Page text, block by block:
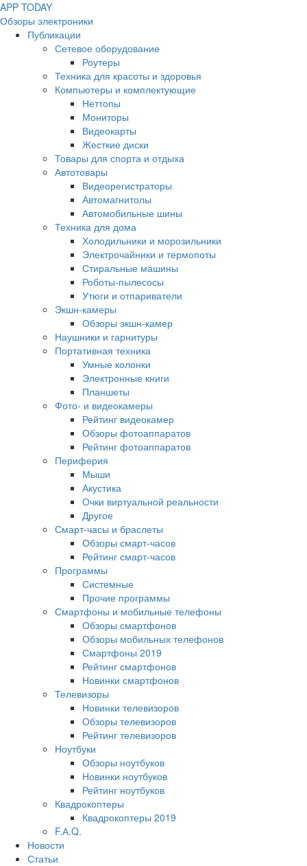
APP TODAY
Обзоры электроники
Публикации
Сетевое оборудование
Роутеры
Техника для красоты и здоровья
Компьютеры и комплектующие
Неттопы
Мониторы
Видеокарты
Жесткие диски
Товары для спорта и отдыха
Автотовары
Видеорегистраторы
Автомагнитолы
Автомобильные шины
Техника для дома
Холодильники и морозильники
Электрочайники и термопоты
Стиральные машины
Роботы-пылесосы
Утюги и отпариватели
Экшн-камеры
Обзоры экшн-камер
Наушники и гарнитуры
Портативная техника
Умные колонки
Электронные книги
Планшеты
Фото- и видеокамеры
Рейтинг видеокамер
Обзоры фотоаппаратов
Рейтинг фотоаппаратов
Периферия
Мыши
Акустика
Очки виртуальной реальности
Другое
Смарт-часы и браслеты
Обзоры смарт-часов
Рейтинг смарт-часов
Программы
Системные
Прочие программы
Смартфоны и мобильные телефоны
Обзоры смартфонов
Обзоры мобильных телефонов
Смартфоны 2019
Рейтинг смартфонов
Новинки смартфонов
Телевизоры
Новинки телевизоров
Обзоры телевизоров
Рейтинг телевизоров
Ноутбуки
Обзоры ноутбуков
Новинки ноутбуков
Рейтинг ноутбуков
Квадрокоптеры
Квадрокоптеры 2019
F.А.Q.
Новости
Статьи